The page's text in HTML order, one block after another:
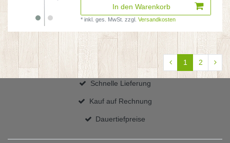
In den Warenkorb
*inkl. ges. MwSt. zzgl.Versandkosten
1 2
Schnelle Lieferung
Kauf auf Rechnung
Dauertiefpreise